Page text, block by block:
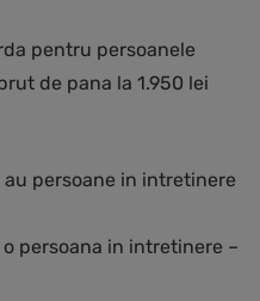
pentru persoanele
de pana la 1.950 lei
persoane in intretinere
persoana in intretinere –